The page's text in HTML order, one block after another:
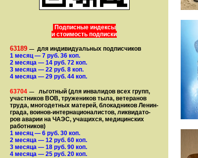
Подписные индексы
и стоимость подписки
63189 — для индивидуальных подписчиков
1 месяц— 7 руб. 36 коп.
2 месяца — 14 руб. 72 коп.
3 месяца — 22 руб. 8 коп.
4 месяца — 29 руб. 44 коп.
63704 —
льготный (для ин­ва­лидов всех групп,
участ­ников ВОВ, труже­ни­ков тыла, ветеранов
труда, мно­го­­детных матерей, бло­­кад­ни­ков Ле­нин­
града, воинов-интернаци­о­на­­ли­стов, лик­ви­да­то­
ров аварии на ЧАЭС, уча­щихся, медицинских
работников)
1 месяц— 6 руб. 30 коп.
2 месяца — 12 руб. 60 коп.
3 месяца — 18 руб. 90 коп.
4 месяца — 25 руб. 20 коп.